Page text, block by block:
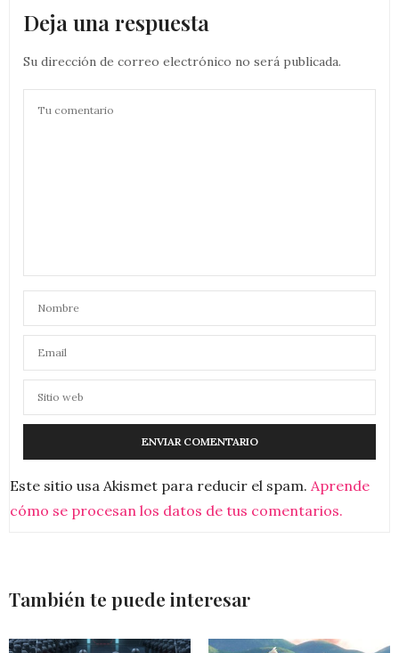
Deja una respuesta
Su dirección de correo electrónico no será publicada.
Este sitio usa Akismet para reducir el spam. Aprende
cómo se procesan los datos de tus comentarios.
También te puede interesar